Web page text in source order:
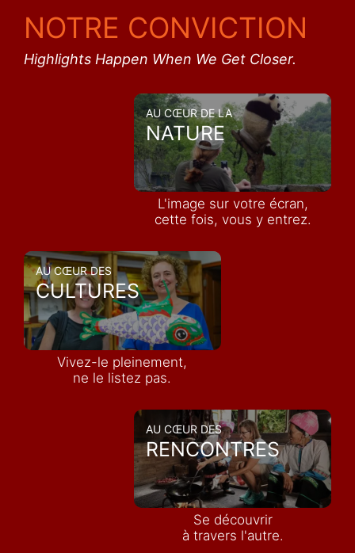
NOTRE CONVICTION
Highlights Happen When We Get Closer.
AU CŒUR DE LA
NATURE
L'image sur votre écran,
cette fois, vous y entrez.
AU CŒUR DES
CULTURES
Vivez-le pleinement,
ne le listez pas.
AU CŒUR DES
RENCONTRES
Se découvrir
à travers l'autre.